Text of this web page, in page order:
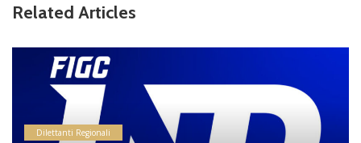
Related Articles
Dilettanti Regionali